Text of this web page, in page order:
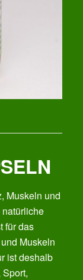
Muskeln und
für das
Muskeln
ist deshalb